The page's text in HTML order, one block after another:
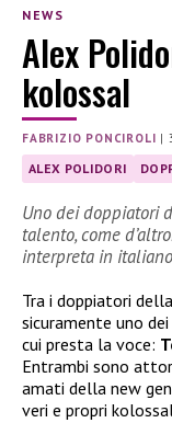
NEWS
Alex
kolossal
FABRIZIO PONCIROLI |
ALEX POLIDORI
Uno dei doppiatori
talento, come
interpreta in
Tra i doppiatori
sicuramente uno
cui presta la voce:
Entrambi sono
amati della new
veri e propri